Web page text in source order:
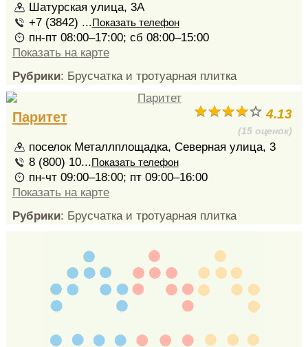
Шатурская улица, 3А
+7 (3842) ...Показать телефон
пн-пт 08:00–17:00; сб 08:00–15:00
Показать на карте
Рубрики: Брусчатка и тротуарная плитка
4.13
(15 оценок)
Паритет
поселок Металлплощадка, Северная улица, 3
8 (800) 10...Показать телефон
пн-чт 09:00–18:00; пт 09:00–16:00
Показать на карте
Рубрики: Брусчатка и тротуарная плитка